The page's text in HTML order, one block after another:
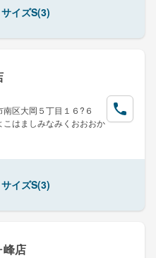
イズS(3)
区大岡５丁目１６?６
こはましみなみくおおおか
イズS(3)
峰店